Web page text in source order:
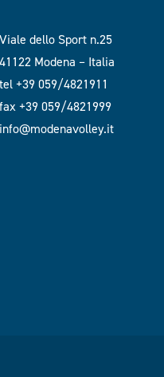
Viale dello Sport n.25
41122 Modena – Italia
tel +39 059/4821911
fax +39 059/4821999
info@modenavolley.it